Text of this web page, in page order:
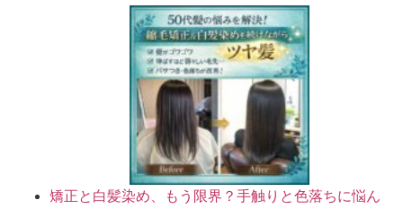
矯正と白髪染め、もう限界？手触りと色落ちに悩ん